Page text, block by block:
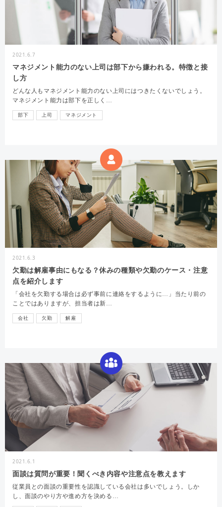
2021.6.7
マネジメント能力のない上司は部下から嫌われる。特徴と接
し方
どんな人もマネジメント能力のない上司にはつきたくないでしょう。
マネジメント能力は部下を正しく…
部下 上司 マネジメント
2021.6.3
欠勤は解雇事由にもなる？休みの種類や欠勤のケース・注意
点を紹介します
「会社を欠勤する場合は必ず事前に連絡をするように…」当たり前の
ことではありますが、担当者は新…
会社 欠勤 解雇
2021.6.1
面談は質問が重要！聞くべき内容や注意点を教えます
従業員との面談の重要性を認識している会社は多いでしょう。しか
し、面談のやり方や進め方を決める…